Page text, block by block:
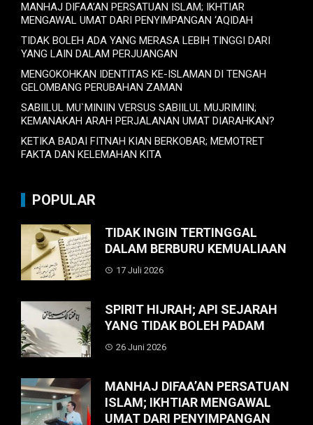
MANHAJ DIFAA’AN PERSATUAN ISLAM; IKHTIAR
MENGAWAL UMAT DARI PENYIMPANGAN ‘AQIDAH
TIDAK BOLEH ADA YANG MERASA LEBIH TINGGI DARI
YANG LAIN DALAM PERJUANGAN
MENGOKOHKAN IDENTITAS KE-ISLAMAN DI TENGAH
GELOMBANG PERUBAHAN ZAMAN
SABIILUL MU`MINIIN VERSUS SABIILUL MUJRIMIIN;
KEMANAKAH ARAH PERJALANAN UMAT DIARAHKAN?
KETIKA BADAI FITNAH KIAN BERKOBAR; MEMOTRET
FAKTA DAN KELEMAHAN KITA
POPULAR
TIDAK INGIN TERTINGGAL
DALAM BERBURU KEMUALIAAN
17 Juli 2026
SPIRIT HIJRAH; API SEJARAH
YANG TIDAK BOLEH PADAM
26 Juni 2026
MANHAJ DIFAA’AN PERSATUAN
ISLAM; IKHTIAR MENGAWAL
UMAT DARI PENYIMPANGAN